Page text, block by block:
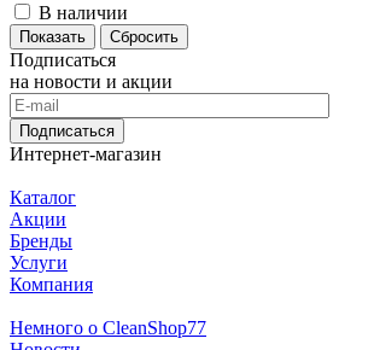
В наличии
Сбросить
Подписаться
на новости и акции
Подписаться
Интернет-магазин
Каталог
Акции
Бренды
Услуги
Компания
Немного о CleanShop77